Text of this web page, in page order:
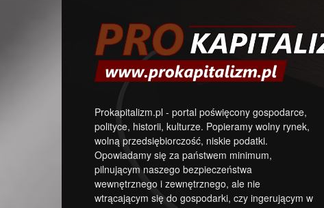
Prokapitalizm.pl - portal poświęcony gospodarce,
polityce, historii, kulturze. Popieramy wolny rynek,
wolną przedsiębiorczość, niskie podatki.
Opowiadamy się za państwem minimum,
pilnującym naszego bezpieczeństwa
wewnętrznego i zewnętrznego, ale nie
wtrącającym się do gospodarki, czy ingerującym w